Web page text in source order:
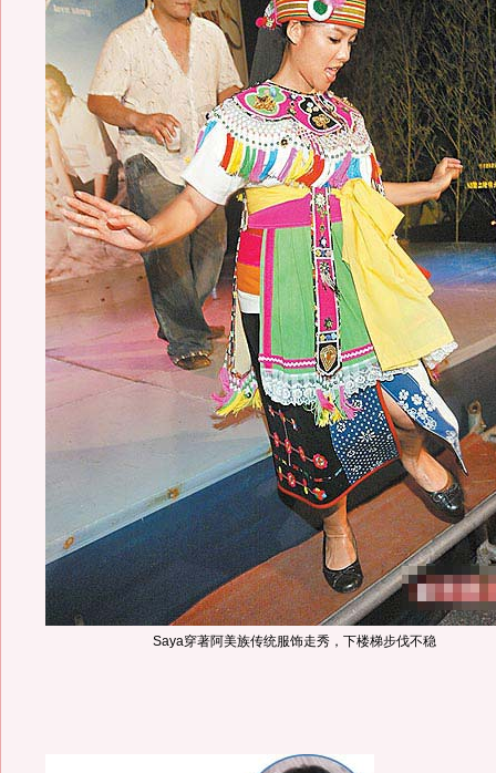
Saya穿著阿美族传统服饰走秀，下楼梯步伐不稳